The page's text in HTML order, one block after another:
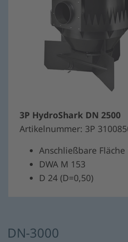
3P HydroShark DN 2500
Artikelnummer: 3P
Anschließbare Fläche
DWA M 153
D 24 (D=0,50)
DN-3000